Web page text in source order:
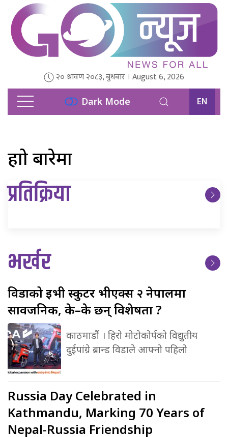
२० श्रावण २०८३, बुधबार । August 6, 2026
Dark Mode EN
हाम्रो बारेमा
प्रतिक्रिया
भर्खर
विडाकोईभी स्कुटर भीएक्स २ नेपालमा
सार्वजनिक, के–के छन् विशेषता ?
काठमाडौं । हिरो मोटोकोर्पको विद्युतीय
दुईपांग्रे ब्रान्ड विडाले आफ्नो पहिलो
Russia Day Celebrated in
Kathmandu, Marking 70 Years of
Nepal-Russia Friendship